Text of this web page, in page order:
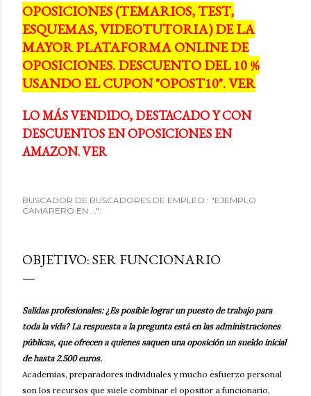
OPOSICIONES (TEMARIOS, TEST,
ESQUEMAS, VIDEOTUTORIA) DE LA
MAYOR PLATAFORMA ONLINE DE
OPOSICIONES. DESCUENTO DEL 10 %
USANDO EL CUPON "OPOST10". VER
LO MÁS VENDIDO, DESTACADO Y CON
DESCUENTOS EN OPOSICIONES EN
AMAZON. VER
BUSCADOR DE BUSCADORES DE EMPLEO : "EJEMPLO
CAMARERO EN ...":
OBJETIVO: SER FUNCIONARIO
Salidas profesionales: ¿Es posible lograr un puesto de trabajo para
toda la vida? La respuesta a la pregunta está en las administraciones
públicas, que ofrecen a quienes saquen una oposición un sueldo inicial
de hasta 2.500 euros.
Academias, preparadores individuales y mucho esfuerzo personal
son los recursos que suele combinar el opositor a funcionario,